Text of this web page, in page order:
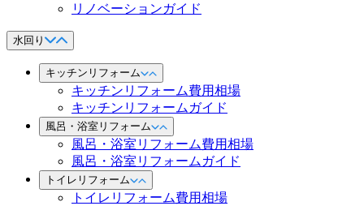
リノベーションガイド
水回り
キッチンリフォーム
キッチンリフォーム費用相場
キッチンリフォームガイド
風呂・浴室リフォーム
風呂・浴室リフォーム費用相場
風呂・浴室リフォームガイド
トイレリフォーム
トイレリフォーム費用相場